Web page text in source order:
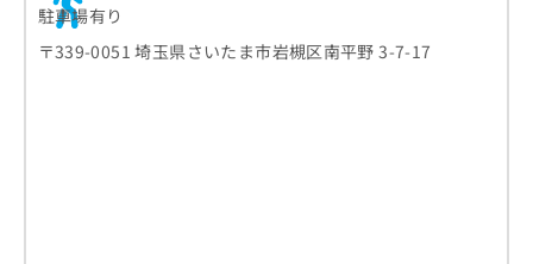
駐車場有り
〒339-0051 埼玉県さいたま市岩槻区南平野 3-7-17